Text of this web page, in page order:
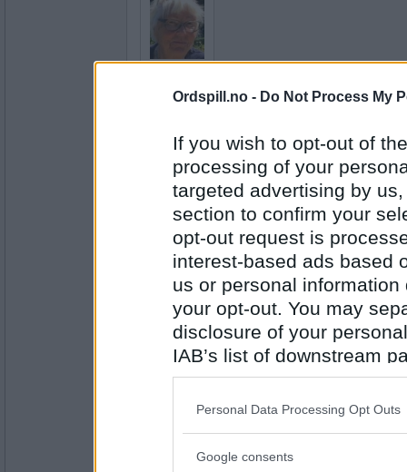
Ordspill.no - Do Not Process My
If you wish to opt-out of
processing of your
targeted advertising by
section to confirm your
opt-out request is
interest-based ads based
us or personal
your opt-out. You may
disclosure of your
IAB’s list of downstream
also be disclosed by us
Downstream Participants
Please note that this
Personal Data Processing Opt Outs
Google consents
Antall innlegg:
Ulsteinvik
Cygnus
Antall innlegg:
Vancouver (pussig, tenkte akkurat på